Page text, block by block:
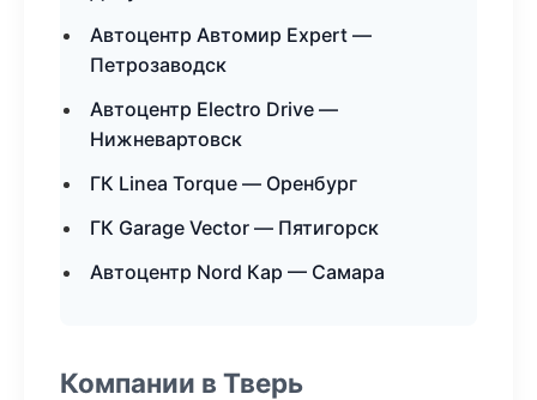
Автоцентр Автомир Expert —
Петрозаводск
Автоцентр Electro Drive —
Нижневартовск
ГК Linea Torque — Оренбург
ГК Garage Vector — Пятигорск
Автоцентр Nord Кар — Самара
Компании в Тверь